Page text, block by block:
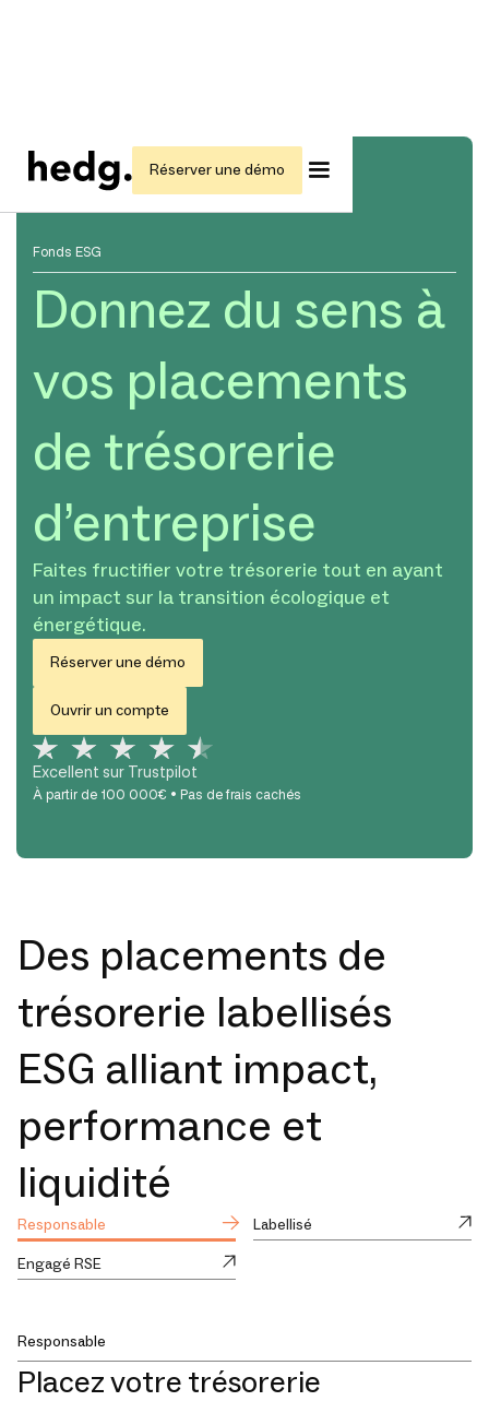
Réserver une démo
Fonds ESG
Donnez du sens à
vos placements
de trésorerie
d’entreprise
Faites fructifier votre trésorerie tout en ayant
un impact sur la transition écologique et
énergétique.
Réserver une démo
Ouvrir un compte
Excellent sur Trustpilot
À partir de 100 000€ • Pas de frais cachés
Des placements de
trésorerie labellisés
ESG alliant impact,
performance et
liquidité
Responsable Labellisé
Engagé RSE
Responsable
Placez votre trésorerie